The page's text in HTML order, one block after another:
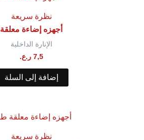
نظرة سريعة
أجهزه إضاءة معلقة
الإنارة الداخلية
7,5 ر.ع.
إضافة إلى السلة
نظرة سريعة